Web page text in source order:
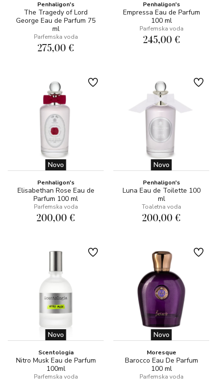
Penhaligon's
The Tragedy of Lord
George Eau de Parfum 75
ml
Parfemska voda
275,00 €
Penhaligon's
Empressa Eau de Parfum
100 ml
Parfemska voda
245,00 €
Novo
Penhaligon's
Elisabethan Rose Eau de
Parfum 100 ml
Parfemska voda
200,00 €
Novo
Penhaligon's
Luna Eau de Toilette 100
ml
Toaletna voda
200,00 €
Novo
Scentologia
Nitro Musk Eau de Parfum
100ml
Parfemska voda
Novo
Moresque
Barocco Eau De Parfum
100 ml
Parfemska voda